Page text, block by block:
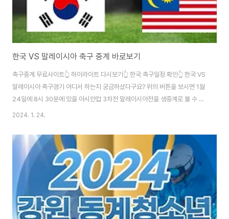
한국 VS 말레이시아 축구 중계 바로보기
축구중계 무료사이트👆 하이라이트 다시보기👆 한국 축구일정 확인👆 한국 VS
말레이시아 축구경기 어디서 하는지 궁금하셨다구요? 위의 버튼을 보시면 1월
24일에 8시 30분에 있을 아시안컵 3차전 말레이시아전을 생중계로 볼 수 있
는 무료사이트가 있으니 바로 접속하셔서 흥미진진한 축구 경기 관람하시길 바
라며, 축구 하이라이트 다시보기와 우리 대한민국 국대 경기 일정도 확인 하실
수 있으니 궁금하신 분들은 참고하세요!
2024. 1. 24.